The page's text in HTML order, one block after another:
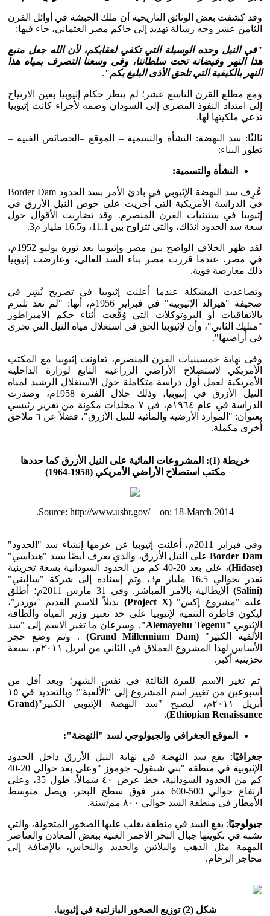
وقد كشفت بعض الوثائق التاريخية أن ملك الحبشة في أوائل القرن
الثامن عشر وجه رسالة تهديد إلى حاكم مصر العثماني، جاء فيها:
"في النيل وحده الوسيلة التي تكفي لعقابكم، لأن الله جعل منبع
هذا النهر وفيضانه تحت سلطاننا، وفى وسعنا التصرف بمياه هذا
النهر بالكيفية التي تلحق الأذى البليغ بكم".
ومع مطلع القرن التاسع عشر؛ لم ينظر حكام إثيوبيا بعين الارتياح
إلى امتداد النفوذ المصري إلى السودان وضمه لأجزاء كانت إثيوبيا
تدعي ملكيتها لها.
ثالثًا: سد النهضة: النشأة والتسمية – الموقع –الخصائص الفنية –
تطور البناء:
النشأة والتسمية:
عُرِف سد النهضة الإثيوبي في بادئ الأمر بسد الحدود Border Dam
في الدراسة الأمريكية التي أجريت على حوض النيل الأزرق في
إثيوبيا في ستينيات القرن المنصرم. وقد تضاربت الأقوال حول
سعة سد الحدود آنذاك، والتي تتراوح بين 11.1، و16.5 مليار م3.
لقد ظهر الخلاف الواضح بين مصر وإثيوبيا بعد ثورة يوليو 1952م،
في مصر، عندما قررت مصر بناء السد العالي، وعارضت إثيوبيا
ذلك معارضة قوية.
وتصاعدت المشكلة عندما أعلنت إثيوبيا في تصريح نُشِر في
صحيفة "هيرالد الإثيوبية" في فبراير 1956م، أنها: "لم تعد تلتزم
بالاتفاقيات أو البروتوكلات التي وُقِّعت أثناء حكم الامبراطور
"منليك الثاني"، وأن لإثيوبيا الحق في استغلال مياه النيل التي تجرى
في أراضيها".
وفى نهاية خمسينيات القرن المنصرم، تعاونت إثيوبيا مع المكتب
الأمريكي لاستصلاح الأراضي الزراعية التابع لوزارة الداخلية
الأمريكية لعمل أول دراسة متكاملة حول الاستغلال الرشيد لمياه
النيل الأزرق في إثيوبيا، وذلك خلال الفترة 1958م، وصدرت
الدراسة في عام ١٩٦٤م، في ٧ مجلدات مكونة من تقرير رئيسي
بعنوان: "الموارد الأرضية والمائية للنيل الأزرق"، فضلاً عن ٦ ملاحق
أخرى مكملة.
خريطة (1): المشروعات المائية على النيل الأزرق كما حددها
مكتب استصلاح الأراضي الأمريكي (1958-1964)
Source: http://www.usbr.gov/ on: 18-March-2014.
وفي فبراير 2011م، أعلنت إثيوبيا عن عزمها إنشاء سد "الحدود"
Border Damعلى النيل الأزرق، والذي يعرف أيضًا بسد "هيداسي"
(Hidase)
، على بعد 20-40 كم من الحدود السودانية بسعة تخزينية
تقدر بحوالي 16.5 مليار م3، وتم إسناده إلى شركة "ساليني"
(Salini)
الايطالية بالأمر المباشر. وفي 31 مارس 2011م؛ أطلق
عليه "مشروع إكس"(Project X)
بديلاً للاسم القديم "بوردر"،
ليكون قاطرة التنمية لإثيوبيا على حد تعبير وزير المياه والطاقة
الإثيوبي "Alemayehu Tegenu"
. وسرعان ما تغير الاسم إلى "سد
الألفية الكبير"(Grand Millennium Dam)
. وتم وضع حجر
الأساس لهذا المشروع العملاق في الثاني من أبريل ٢٠١١م، بسعة
تخزينية أكبر.
ثم تغير الاسم للمرة الثالثة في نفس الشهر؛ وبعد أقل من
أسبوعين من تغيير اسم المشروع إلى "الألفية"؛ وبالتحديد في ١٥
أبريل ٢٠١١م، ليصبح "سد النهضة الإثيوبي الكبير"
(Grand
Ethiopian Renaissance)
.
الموقع الجغرافي والجيولوجي لسد "النهضة":
جغرافيًا: يقع سد النهضة في نهاية النيل الأزرق داخل الحدود
الإثيوبية في منطقة "بني شنقول- جوموز "وعلى بعد حوالي 20-40
كم من الحدود السودانية، خط عرض ٤٠ شمالاً، طول 35، وعلى
ارتفاع حوالي 500-600 متر فوق سطح البحر، ويصل متوسط
الأمطار في منطقة السد حوالي ٨٠٠ مم/سنة.
جيولوجيًا: يقع السد في منطقة يغلب عليها الصخور المتحولة، والتي
تشبه في تكوينها جبال البحر الأحمر الغنية ببعض المعادن والعناصر
المهمة مثل الذهب والبلاتين والحديد والنحاس، بالإضافة إلى
محاجر الرخام.
شكل (2) توزيع الصخور البازلتية في إثيوبيا.